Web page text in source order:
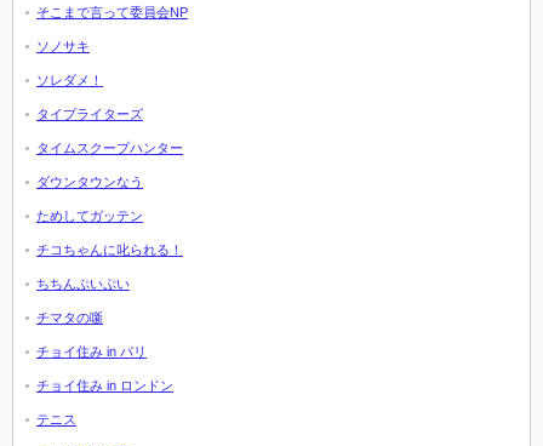
そこまで言って委員会NP
ソノサキ
ソレダメ！
タイプライターズ
タイムスクープハンター
ダウンタウンなう
ためしてガッテン
チコちゃんに叱られる！
ちちんぷいぷい
チマタの噺
チョイ住み in パリ
チョイ住み in ロンドン
テニス